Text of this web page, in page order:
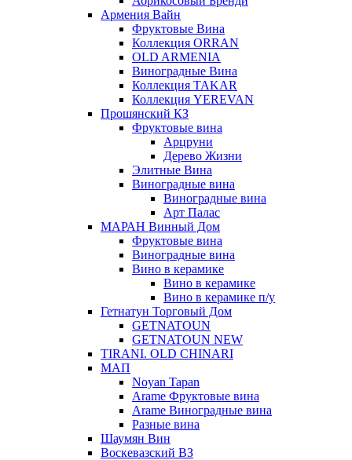
Армения Вайн
Фруктовые Вина
Коллекция ORRAN
OLD ARMENIA
Виноградные Вина
Коллекция TAKAR
Коллекция YEREVAN
Прошянский КЗ
Фруктовые вина
Арцруни
Дерево Жизни
Элитные Вина
Виноградные вина
Виноградные вина
Арт Палас
МАРАН Винный Дом
Фруктовые вина
Виноградные вина
Вино в керамике
Вино в керамике
Вино в керамике п/у
Гетнатун Торговый Дом
GETNATOUN
GETNATOUN NEW
TIRANI. OLD CHINARI
МАП
Noyan Tapan
Arame Фруктовые вина
Arame Виноградные вина
Разные вина
Шаумян Вин
Воскевазский ВЗ